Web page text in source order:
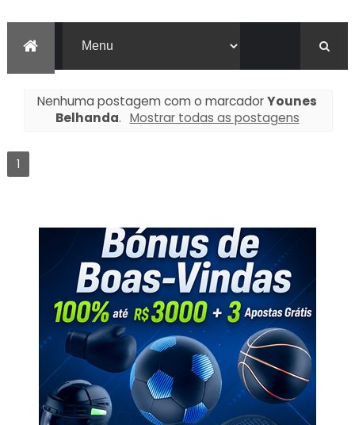
Nenhuma postagem com o marcadorYounes
Belhanda. Mostrar todas as postagens
1